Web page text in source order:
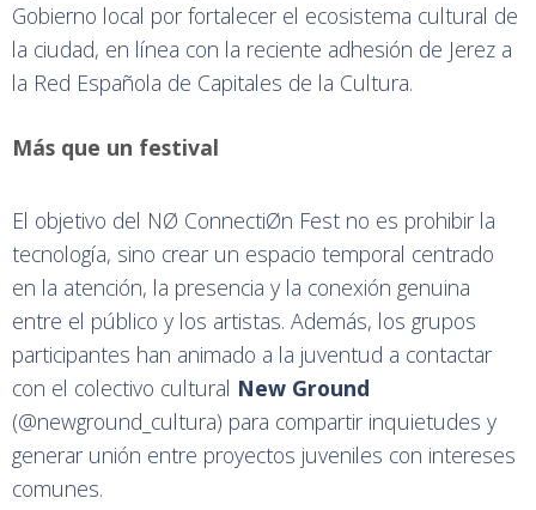
Gobierno local por fortalecer el ecosistema cultural de
la ciudad, en línea con la reciente adhesión de Jerez a
la Red Española de Capitales de la Cultura.
Más que un festival
El objetivo del NØ ConnectiØn Fest no es prohibir la
tecnología, sino crear un espacio temporal centrado
en la atención, la presencia y la conexión genuina
entre el público y los artistas. Además, los grupos
participantes han animado a la juventud a contactar
con el colectivo cultural New Ground
(@newground_cultura) para compartir inquietudes y
generar unión entre proyectos juveniles con intereses
comunes.